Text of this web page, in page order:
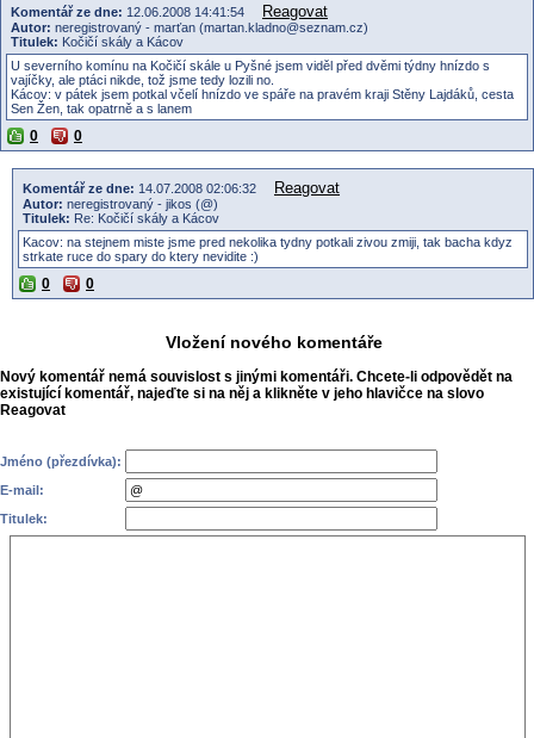
Komentář ze dne: 12.06.2008 14:41:54 Reagovat
Autor: neregistrovaný - marťan (martan.kladno@seznam.cz)
Titulek: Kočičí skály a Kácov
U severního komínu na Kočičí skále u Pyšné jsem viděl před dvěmi týdny hnízdo s
vajíčky, ale ptáci nikde, tož jsme tedy lozili no.
Kácov: v pátek jsem potkal včelí hnízdo ve spáře na pravém kraji Stěny Lajdáků, cesta
Sen Žen, tak opatrně a s lanem
0 0
Komentář ze dne: 14.07.2008 02:06:32 Reagovat
Autor: neregistrovaný - jikos (@)
Titulek: Re: Kočičí skály a Kácov
Kacov: na stejnem miste jsme pred nekolika tydny potkali zivou zmiji, tak bacha kdyz
strkate ruce do spary do ktery nevidite :)
0 0
Vložení nového komentáře
Nový komentář nemá souvislost s jinými komentáři. Chcete-li odpovědět na
existující komentář, najeďte si na něj a klikněte v jeho hlavičce na slovo
Reagovat
Jméno (přezdívka):
E-mail:
Titulek: